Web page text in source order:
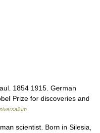
1854 1915. German
Prize for discoveries and
scientist. Born in Silesia,